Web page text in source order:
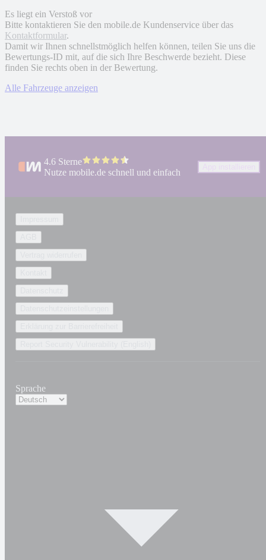
Es liegt ein Verstoß vor
Bitte kontaktieren Sie den mobile.de Kundenservice über das
Kontaktformular.
Damit wir Ihnen schnellstmöglich helfen können, teilen Sie uns die
Bewertungs-ID mit, auf die sich Ihre Beschwerde bezieht. Diese
finden Sie rechts oben in der Bewertung.
Alle Fahrzeuge anzeigen
4.6 Sterne
Nutze mobile.de schnell und einfach
Sprache